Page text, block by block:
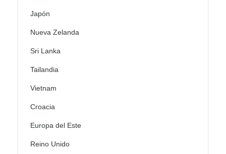
Japón
Nueva Zelanda
Sri Lanka
Tailandia
Vietnam
Croacia
Europa del Este
Reino Unido